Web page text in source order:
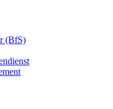
(BfS)